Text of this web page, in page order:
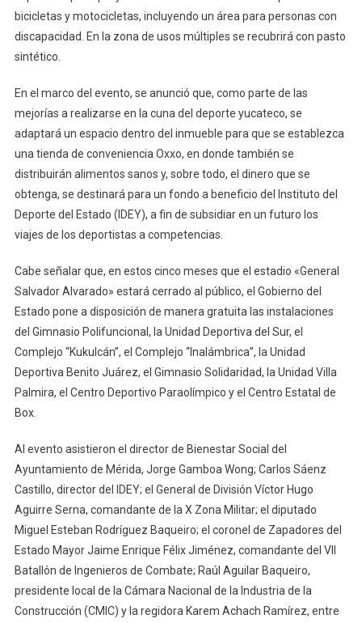
bicicletas y motocicletas, incluyendo un área para personas con
discapacidad. En la zona de usos múltiples se recubrirá con pasto
sintético.
En el marco del evento, se anunció que, como parte de las
mejorías a realizarse en la cuna del deporte yucateco, se
adaptará un espacio dentro del inmueble para que se establezca
una tienda de conveniencia Oxxo, en donde también se
distribuirán alimentos sanos y, sobre todo, el dinero que se
obtenga, se destinará para un fondo a beneficio del Instituto del
Deporte del Estado (IDEY), a fin de subsidiar en un futuro los
viajes de los deportistas a competencias.
Cabe señalar que, en estos cinco meses que el estadio «General
Salvador Alvarado» estará cerrado al público, el Gobierno del
Estado pone a disposición de manera gratuita las instalaciones
del Gimnasio Polifuncional, la Unidad Deportiva del Sur, el
Complejo “Kukulcán”, el Complejo “Inalámbrica”, la Unidad
Deportiva Benito Juárez, el Gimnasio Solidaridad, la Unidad Villa
Palmira, el Centro Deportivo Paraolímpico y el Centro Estatal de
Box.
Al evento asistieron el director de Bienestar Social del
Ayuntamiento de Mérida, Jorge Gamboa Wong; Carlos Sáenz
Castillo, director del IDEY; el General de División Víctor Hugo
Aguirre Serna, comandante de la X Zona Militar; el diputado
Miguel Esteban Rodríguez Baqueiro; el coronel de Zapadores del
Estado Mayor Jaime Enrique Félix Jiménez, comandante del VII
Batallón de Ingenieros de Combate; Raúl Aguilar Baqueiro,
presidente local de la Cámara Nacional de la Industria de la
Construcción (CMIC) y la regidora Karem Achach Ramírez, entre